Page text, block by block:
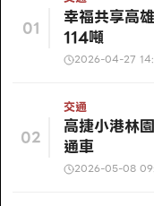
01
幸福共享高
114噸
2026-04-27
02
交通
高捷小港林
通車
2026-05-08